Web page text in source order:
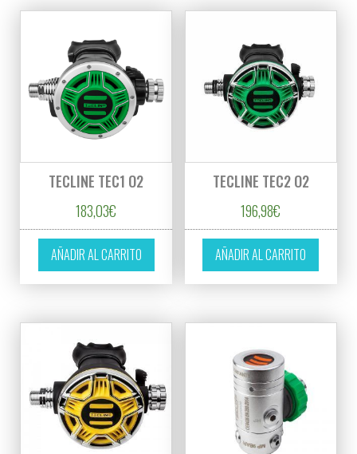
TECLINE TEC1 O2
183,03€
AÑADIR AL CARRITO
TECLINE TEC2 O2
196,98€
AÑADIR AL CARRITO